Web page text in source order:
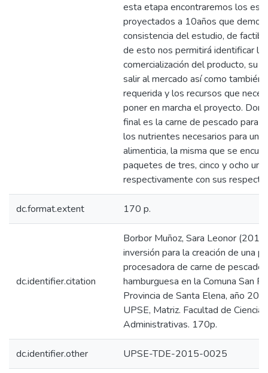
esta etapa encontraremos los
proyectados a 10años que
consistencia del estudio, de
de esto nos permitirá identificar
comercialización del producto, su
salir al mercado así como también
requerida y los recursos que
poner en marcha el proyecto.
final es la carne de pescado para
los nutrientes necesarios para una
alimenticia, la misma que se
paquetes de tres, cinco y ocho
respectivamente con sus
dc.format.extent 170 p.
dc.identifier.citation
Borbor Muñoz, Sara Leonor
inversión para la creación de una
procesadora de carne de pescado
hamburguesa en la Comuna San
Provincia de Santa Elena, año
UPSE, Matriz. Facultad de Ciencias
Administrativas. 170p.
dc.identifier.other UPSE-TDE-2015-0025